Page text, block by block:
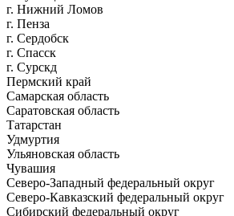
г. Нижний Ломов
г. Пенза
г. Сердобск
г. Спасск
г. Сурскд
Пермский край
Самарская область
Саратовская область
Татарстан
Удмуртия
Ульяновская область
Чувашия
Северо-Западный федеральный округ
Северо-Кавказский федеральный округ
Сибирский федеральный округ